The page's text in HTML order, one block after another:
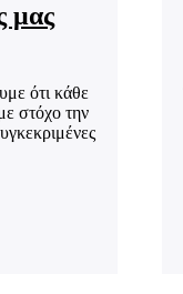
μας
ότι κάθε
στόχο την